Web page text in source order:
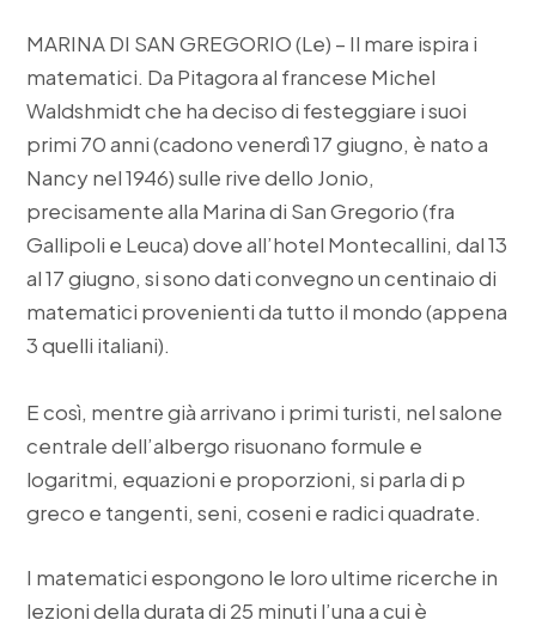
MARINA DI SAN GREGORIO (Le) – Il mare ispira i
matematici. Da Pitagora al francese Michel
Waldshmidt che ha deciso di festeggiare i suoi
primi 70 anni (cadono venerdì 17 giugno, è nato a
Nancy nel 1946) sulle rive dello Jonio,
precisamente alla Marina di San Gregorio (fra
Gallipoli e Leuca) dove all’hotel Montecallini, dal 13
al 17 giugno, si sono dati convegno un centinaio di
matematici provenienti da tutto il mondo (appena
3 quelli italiani).
E così, mentre già arrivano i primi turisti, nel salone
centrale dell’albergo risuonano formule e
logaritmi, equazioni e proporzioni, si parla di p
greco e tangenti, seni, coseni e radici quadrate.
I matematici espongono le loro ultime ricerche in
lezioni della durata di 25 minuti l’una a cui è